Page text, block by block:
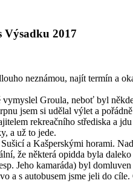
Výsadku 2017
neznámou, najít termín a
vymyslel Groula, neboť byl
jsem si udělal výlet a
rekreačního střediska a
a už to jede.
a Kašperskými horami.
že některá opidda byla
Jeho kamaráda) byl
a s autobusem jsme jeli do